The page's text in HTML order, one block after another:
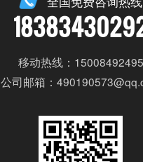
移动热线：15008492495
公司邮箱：